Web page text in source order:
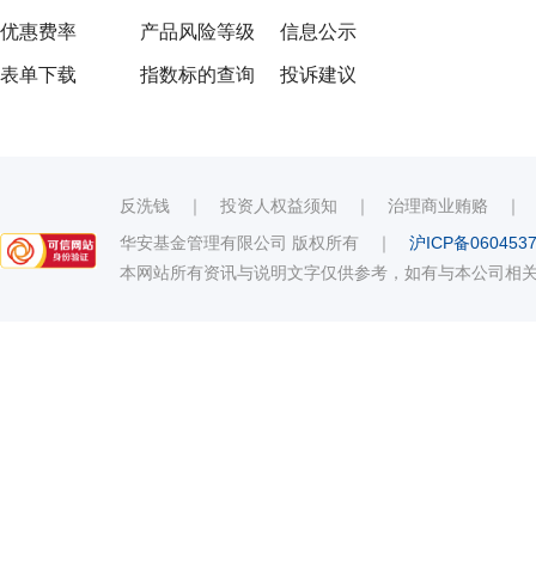
优惠费率
表单下载
产品风险等级
指数标的查询
信息公示
投诉建议
反洗钱 ｜ 投资人权益须知 ｜ 治理商业贿赂
华安基金管理有限公司 版权所有 ｜ 沪ICP备
本网站所有资讯与说明文字仅供参考，如有与本公司相